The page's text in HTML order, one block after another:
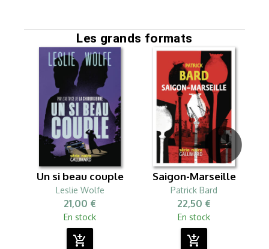
Les grands formats
Un si beau couple
Leslie Wolfe
21,00 €
En stock
add_shopping_cart
Saigon-Marseille
Patrick Bard
22,50 €
En stock
add_shopping_cart